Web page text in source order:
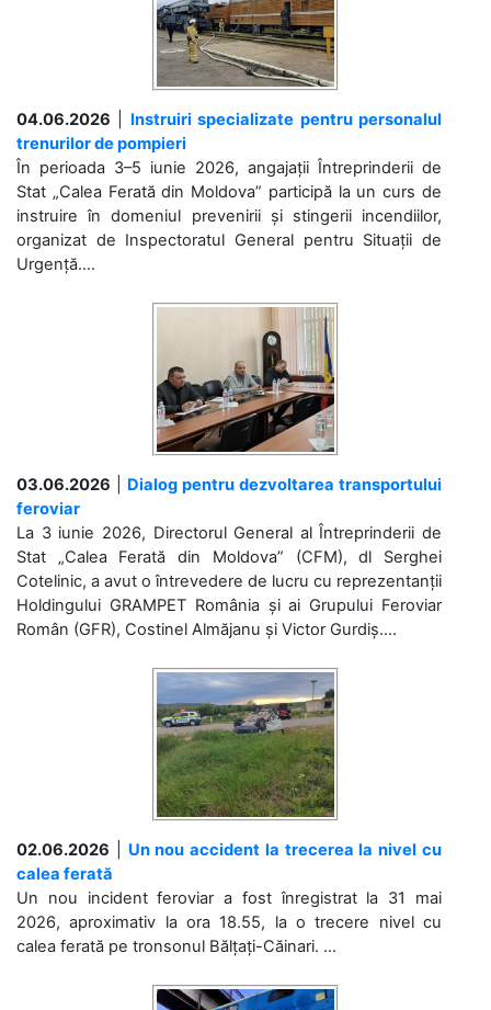
04.06.2026
Instruiri specializate pentru personalul
trenurilor de pompieri
În perioada 3–5 iunie 2026, angajații Întreprinderii de
Stat „Calea Ferată din Moldova” participă la un curs de
instruire în domeniul prevenirii și stingerii incendiilor,
organizat de Inspectoratul General pentru Situații de
Urgență....
03.06.2026
Dialog pentru dezvoltarea transportului
feroviar
La 3 iunie 2026, Directorul General al Întreprinderii de
Stat „Calea Ferată din Moldova” (CFM), dl Serghei
Cotelinic, a avut o întrevedere de lucru cu reprezentanții
Holdingului GRAMPET România și ai Grupului Feroviar
Român (GFR), Costinel Almăjanu și Victor Gurdiș....
02.06.2026
Un nou accident la trecerea la nivel cu
calea ferată
Un nou incident feroviar a fost înregistrat la 31 mai
2026, aproximativ la ora 18.55, la o trecere nivel cu
calea ferată pe tronsonul Bălțați-Căinari. ...